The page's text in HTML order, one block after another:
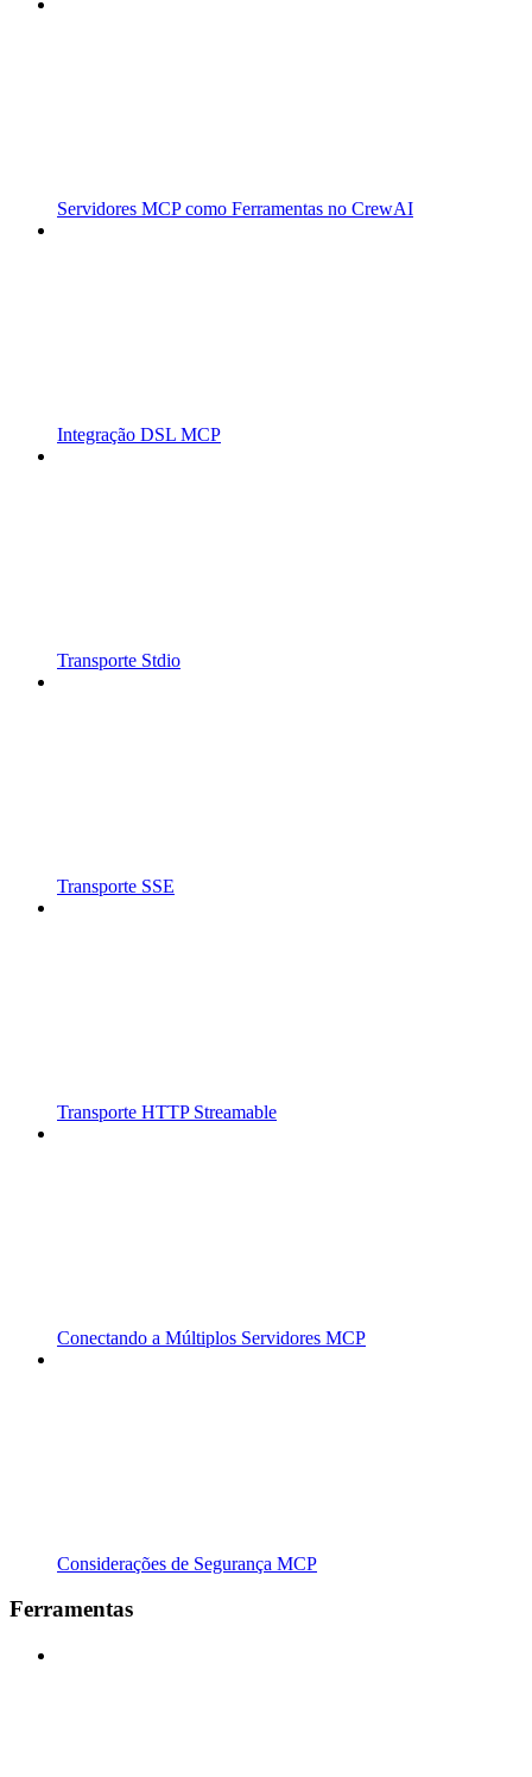
Servidores MCP como Ferramentas no CrewAI
Integração DSL MCP
Transporte Stdio
Transporte SSE
Transporte HTTP Streamable
Conectando a Múltiplos Servidores MCP
Considerações de Segurança MCP
Ferramentas